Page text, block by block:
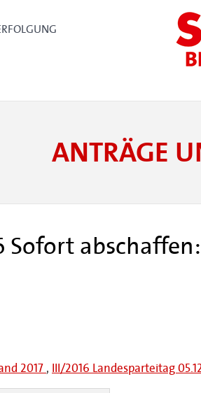
ANTRÄGE
2017 , III/2016 Landesparteitag